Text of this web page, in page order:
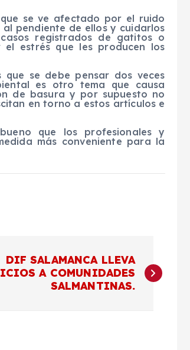
se ve afectado por el ruido
pendiente de ellos y cuidarlos
registrados de gatitos o
estrés que les producen los
se debe pensar dos veces
es otro tema que causa
de basura y por supuesto no
en torno a estos artículos e
que los profesionales y
más conveniente para la
DIF SALAMANCA LLEVA
A COMUNIDADES
SALMANTINAS.